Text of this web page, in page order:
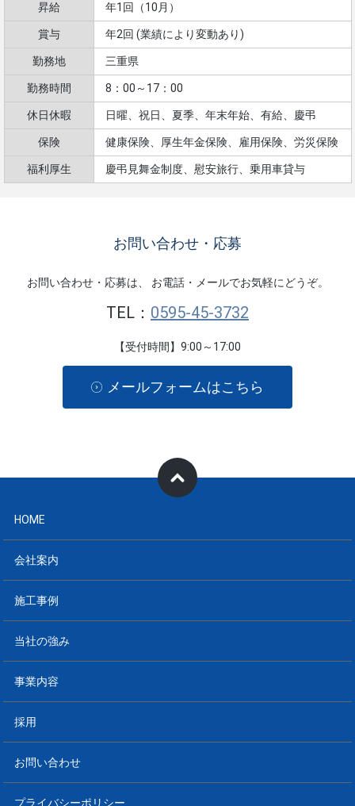
昇給 年1回（10月）
賞与 年2回 (業績により変動あり)
勤務地 三重県
勤務時間 8：00～17：00
休日休暇 日曜、祝日、夏季、年末年始、有給、慶弔
保険 健康保険、厚生年金保険、雇用保険、労災保険
福利厚生 慶弔見舞金制度、慰安旅行、乗用車貸与
お問い合わせ・応募
お問い合わせ・応募は、 お電話・メールでお気軽にどうぞ。
TEL： 0595-45-3732
【受付時間】9:00～17:00
メールフォームはこちら
HOME
会社案内
施工事例
当社の強み
事業内容
採用
お問い合わせ
プライバシーポリシー